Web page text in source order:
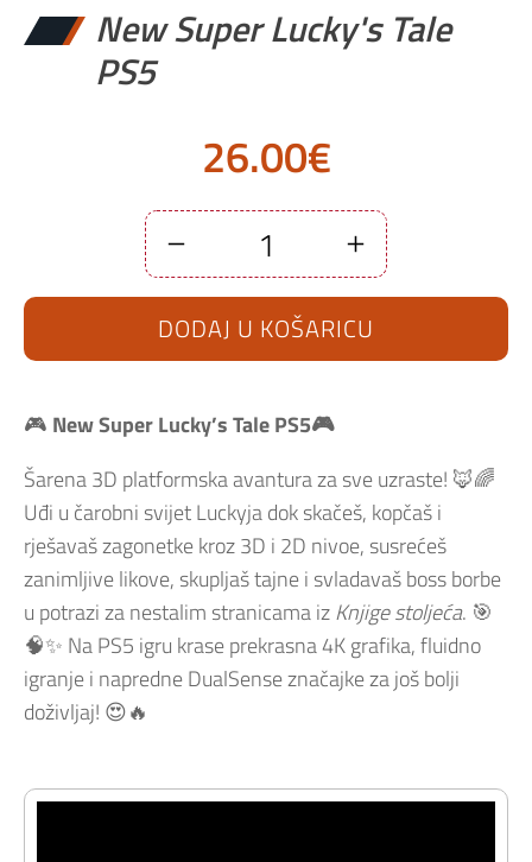
New Super Lucky's Tale
PS5
26.00€
Super
Lucky's
PS5
količina
DODAJ U KOŠARICU
🎮 New Super Lucky’s Tale PS5🎮
Šarena 3D platformska avantura za sve uzraste! 🦊🌈
Uđi u čarobni svijet Luckyja dok skačeš, kopčaš i
rješavaš zagonetke kroz 3D i 2D nivoe, susrećeš
zanimljive likove, skupljaš tajne i svladavaš boss borbe
u potrazi za nestalim stranicama izKnjige stoljeća. 🎯
🧠✨ Na PS5 igru krase prekrasna 4K grafika, fluidno
igranje i napredne DualSense značajke za još bolji
doživljaj! 😍🔥